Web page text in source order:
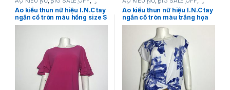
HÀNG MỚI VỀ I.N.C ,SẢN PHẨM
KHUYẾN MÃI, THỜI TRANG NỮ
Áo kiểu thun nữ hiệu I.N.C tay
ngắn cổ tròn màu hồng size S
chính hãng
HÀNG MỚI VỀ I.N.C ,SẢN PHẨM
KHUYẾN MÃI, THỜI TRANG NỮ
Áo kiểu thun nữ hiệu I.N.C tay
ngắn cổ tròn màu trắng họa
tiết hoa size M chính hãng